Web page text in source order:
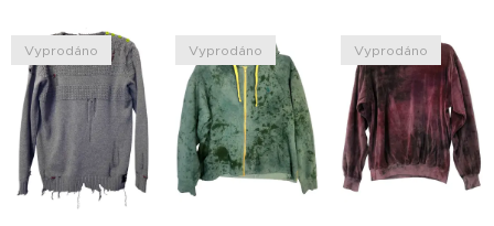
Vyprodáno Vyprodáno Vyprodáno